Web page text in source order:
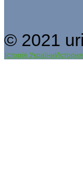
© 2021
Історія України